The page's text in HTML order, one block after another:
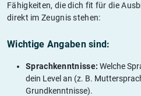
Fähigkeiten, die dich fit für die
direkt im Zeugnis stehen:
Wichtige Angaben sind:
Sprachkenntnisse: Welche
dein Level an (z. B.
Grundkenntnisse).